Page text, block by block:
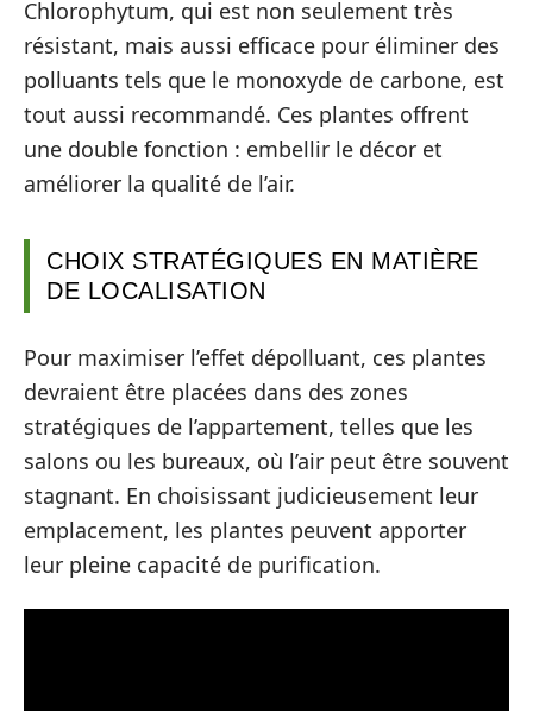
Chlorophytum, qui est non seulement très
résistant, mais aussi efficace pour éliminer des
polluants tels que le monoxyde de carbone, est
tout aussi recommandé. Ces plantes offrent
une double fonction : embellir le décor et
améliorer la qualité de l’air.
CHOIX STRATÉGIQUES EN MATIÈRE
DE LOCALISATION
Pour maximiser l’effet dépolluant, ces plantes
devraient être placées dans des zones
stratégiques de l’appartement, telles que les
salons ou les bureaux, où l’air peut être souvent
stagnant. En choisissant judicieusement leur
emplacement, les plantes peuvent apporter
leur pleine capacité de purification.